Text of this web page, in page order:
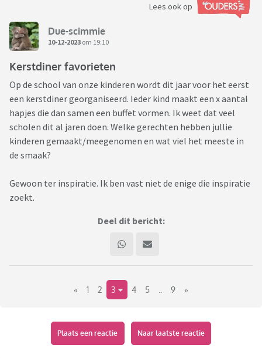
Lees ook op
Due-scimmie
10-12-2023 om 19:10
Kerstdiner favorieten
Op de school van onze kinderen wordt dit jaar voor het eerst
een kerstdiner georganiseerd. Ieder kind maakt een x aantal
hapjes die dan samen een buffet vormen. Ik weet dat veel
scholen dit al jaren doen. Welke gerechten hebben jullie
kinderen gemaakt/meegenomen en wat viel het meeste in
de smaak?
Gewoon ter inspiratie. Ik ben vast niet de enige die inspiratie
zoekt.
Deel dit bericht:
« 1 2 3 4 5 9 »
Plaats een reactie Naar laatste reactie